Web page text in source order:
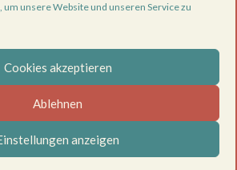
unsere Website und unseren Service zu
Cookies akzeptieren
Ablehnen
anzeigen
oder ernsthaften Problemen wende dich
qualifizierte Fachperson. Die Nutzung aller